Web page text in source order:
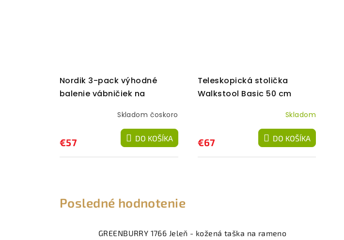
Nordik 3-pack výhodné
balenie vábničiek na
Skladom čoskoro
€57 DO KOŠÍKA
Teleskopická stolička
Walkstool Basic 50 cm
Skladom
€67 DO KOŠÍKA
Posledné hodnotenie
GREENBURRY 1766 Jeleň - kožená taška na rameno